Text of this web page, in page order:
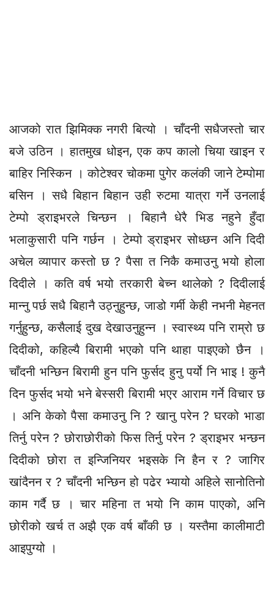
आजको रात झिमिक्क नगरी बित्यो । चाँदनी सधैजस्तो चार
बजे उठिन । हातमुख धोइन, एक कप कालो चिया खाइन र
बाहिर निस्किन । कोटेश्वर चोकमा पुगेर कलंकी जाने टेम्पोमा
बसिन । सधै बिहान बिहान उही रुटमा यात्रा गर्ने उनलाई
टेम्पो ड्राइभरले चिन्छन । बिहानै धेरै भिड नहुने हुँदा
भलाकुसारी पनि गर्छन । टेम्पो ड्राइभर सोध्छन अनि दिदी
अचेल व्यापार कस्तो छ ? पैसा त निकै कमाउनु भयो होला
दिदीले । कति वर्ष भयो तरकारी बेच्न थालेको ? दिदीलाई
मान्नु पर्छ सधै बिहानै उठ्नुहुन्छ, जाडो गर्मी केही नभनी मेहनत
गर्नुहुन्छ, कसैलाई दुख देखाउनुहुन्न । स्वास्थ्य पनि राम्रो छ
दिदीको, कहिल्यै बिरामी भएको पनि थाहा पाइएको छैन ।
चाँदनी भन्छिन बिरामी हुन पनि फुर्सद हुनु पर्यो नि भाइ ! कुनै
दिन फुर्सद भयो भने बेस्सरी बिरामी भएर आराम गर्ने विचार छ
। अनि केको पैसा कमाउनु नि ? खानु परेन ? घरको भाडा
तिर्नु परेन ? छोराछोरीको फिस तिर्नु परेन ? ड्राइभर भन्छन
दिदीको छोरा त इन्जिनियर भइसके नि हैन र ? जागिर
खांदैनन र ? चाँदनी भन्छिन हो पढेर भ्यायो अहिले सानोतिनो
काम गर्दै छ । चार महिना त भयो नि काम पाएको, अनि
छोरीको खर्च त अझै एक वर्ष बाँकी छ । यस्तैमा कालीमाटी
आइपुग्यो ।